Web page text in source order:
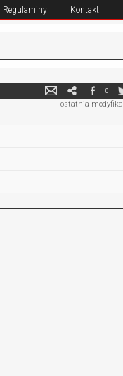
Regulaminy Kontakt
0
ostatnia